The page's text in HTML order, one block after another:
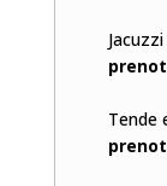
Tende